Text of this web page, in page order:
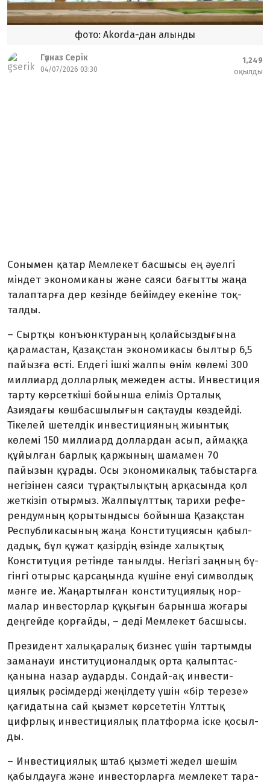
фото: Akorda-дан алынды
Гүлназ Серік
04/07/2026 03:30
1,249
оқылды
Сонымен қатар Мемлекет бас­шы­сы ең әуелгі
міндет экономиканы және саяси бағытты жаңа
та­лап­тарға дер кезінде бейім­деу екеніне тоқ­
талды.
– Сыртқы конъюнктураның қо­­­лайсыздығына
қарамастан, Қа­зақстан экономикасы былтыр 6,5
пайызға өсті. Елдегі ішкі жал­пы өнім көлемі 300
миллиард дол­­лар­лық межеден асты. Инвестиция
тар­ту көрсеткіші бойынша еліміз Орталық
Азиядағы көш­­­­бас­шы­лы­ғын сақтауды көз­дейді.
Тікелей шет­елдік ин­вес­ти­цияның жиынтық
көлемі 150 мил­лиард доллардан асып, ай­мақ­қа
құйылған барлық қар­жы­ның шамамен 70
пайызын құ­рады. Осы экономикалық та­быс­тар­ға
негізінен саяси тұрақты­лық­­тың арқасында қол
жеткізіп отырмыз. Жалпыұлттық тарихи рефе­
рен­­­­думның қорытындысы бойынша Қазақстан
Республика­сы­ның жаңа Конституциясын қа­был­
да­дық, бұл құжат қазірдің өзін­де ха­лық­тық
Конституция ре­тінде та­ныл­ды. Негізгі заңның бү­
гінгі оты­­­­рыс қарсаңында күші­не енуі сим­­волдық
мәнге ие. Жаңар­тылған конс­­титуциялық нор­
малар ин­вес­тор­лар құқығын ба­рынша жо­ғары
деңгейде қор­ғайды, – деді Мемлекет басшысы.
Президент халықаралық бизнес үшін тартымды
заманауи инс­­ти­туционалдық орта қалып­тас­
қанына назар аударды. Сон­дай-ақ ин­вес­ти­
циялық рәсі­м­дер­ді жеңілдету үшін «бір терезе»
қа­ғидатына сай қыз­мет көрсете­тін Ұлттық
цифрлық ин­вести­ция­лық платформа іске қо­сыл­
ды.
– Инвестициялық штаб қыз­меті же­дел шешім
қабылдауға және ин­вес­торларға мемлекет тара­